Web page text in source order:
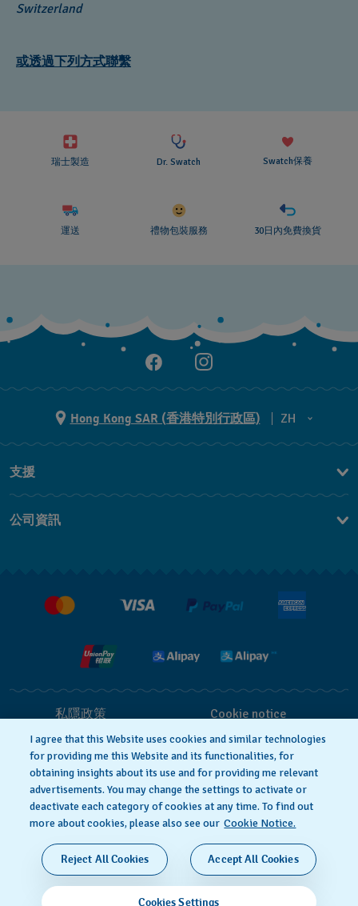
Switzerland
或透過下列方式聯繫
瑞士製造 Dr. Swatch Swatch保養
運送 禮物包裝服務 30日內免費換貨
Hong Kong SAR (香港特別行政區)
ZH
ZH
支援
常見問題
公司資訊
私隱政策 Cookie notice
使用條款
瑞士製造
© 2026 Flik Flak，Swatch Ltd. 的分部，保留所有權
利。
貴金屬及寶石交易商註冊號碼: A-B-23-10-01803 (A類註
I agree that this Website uses cookies and similar technologies
for providing me this Website and its functionalities, for
obtaining insights about its use and for providing me relevant
advertisements. You may change the settings to activate or
deactivate each category of cookies at any time. To find out
more about cookies, please also see our Cookie Notice.
Cookies Settings
Reject All Cookies Accept All Cookies